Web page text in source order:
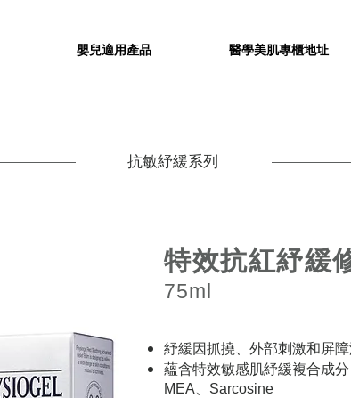
嬰兒適用產品 醫學美肌專櫃地址
抗敏紓緩系列
特效抗紅紓緩
75ml
紓緩因抓撓、外部刺激和屏
蘊含特效敏感肌紓緩複合成分
MEA、Sarcosine